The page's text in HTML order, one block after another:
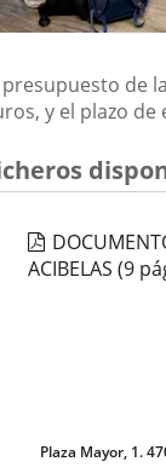
presupuesto de
y el plazo de
ACIBELAS (9
Plaza Mayor, 1.